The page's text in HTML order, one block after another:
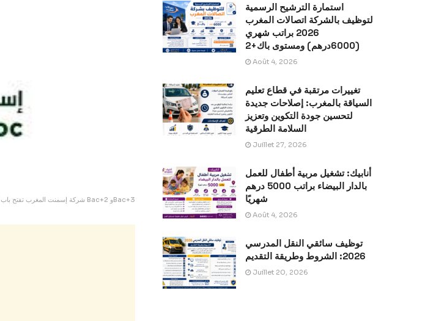
شركة إسمنت المغرب تفتح باب التوظيف بعدة مدن لفائدة حاملي Bac+2 وBac+3
استمارة الترشيح الرسمية
لتوظيف بالشركة اتصالات المغرب
2026 براتب شهري
(6000درهم) ومستوى باك+2
Août 4, 2026
تغييرات مرتقبة في قطاع تعليم
السياقة بالمغرب: إصلاحات جديدة
لتحسين جودة التكوين وتعزيز
السلامة الطرقية
Juillet 27, 2026
أنابيك: تشغيل مربية أطفال للعمل
بالدار البيضاء براتب 5000 درهم
شهريًا
Août 4, 2026
توظيف سائقي النقل المدرسي
2026: الشروط وطريقة التقديم
Juillet 20, 2026